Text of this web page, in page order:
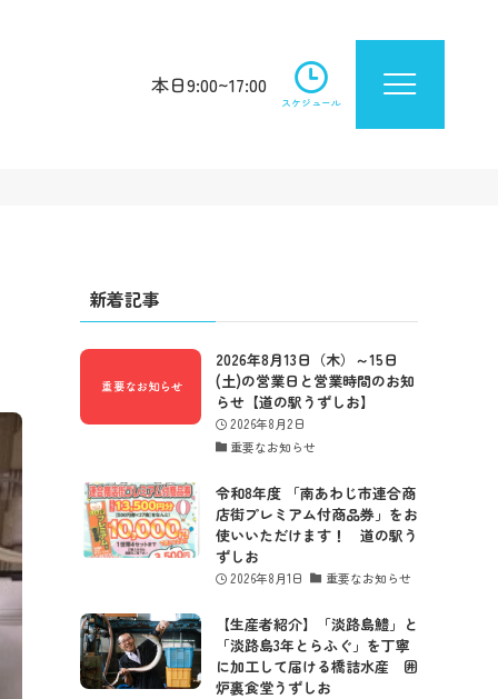
本日9:00~17:00
スケジュール
新着記事
2026年8月13日（木）～15日
(土)の営業日と営業時間のお知
らせ【道の駅うずしお】
2026年8月2日
重要なお知らせ
令和8年度 「南あわじ市連合商
店街プレミアム付商品券」をお
使いいただけます！ 道の駅う
ずしお
2026年8月1日 重要なお知らせ
【生産者紹介】「淡路島鱧」と
「淡路島3年とらふぐ」を丁寧
に加工して届ける橋詰水産 囲
炉裏食堂うずしお